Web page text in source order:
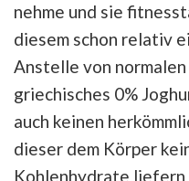
nehme und sie
diesem schon relativ
Anstelle von
griechisches 0%
auch keinen
dieser dem Körper
Kohlenhydrate liefern